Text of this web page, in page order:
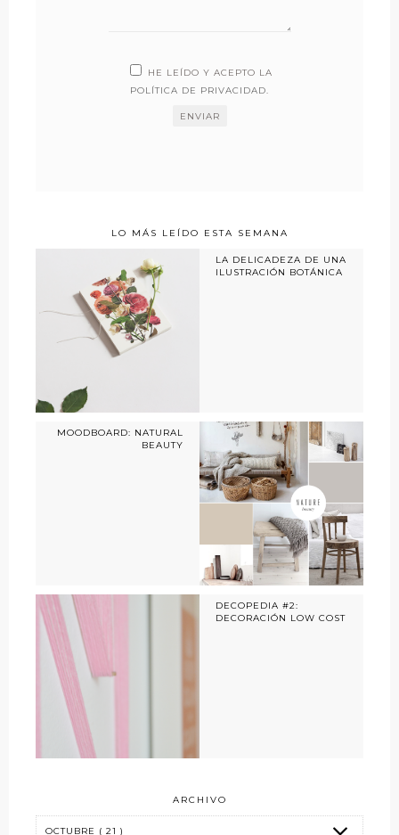
HE LEÍDO Y ACEPTO LA
POLÍTICA DE PRIVACIDAD.
LO MÁS LEÍDO ESTA SEMANA
LA DELICADEZA DE UNA
ILUSTRACIÓN BOTÁNICA
MOODBOARD: NATURAL
BEAUTY
DECOPEDIA #2:
DECORACIÓN LOW COST
ARCHIVO